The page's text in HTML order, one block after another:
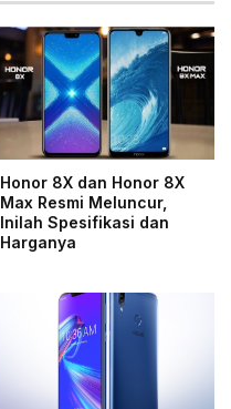
Honor 8X dan Honor 8X
Max Resmi Meluncur,
Inilah Spesifikasi dan
Harganya